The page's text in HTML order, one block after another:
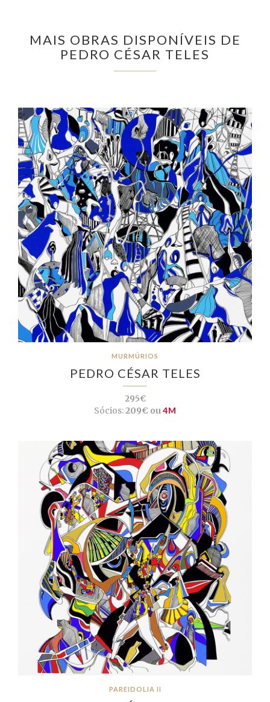
MAIS OBRAS DISPONÍVEIS DE
PEDRO CÉSAR TELES
MURMÚRIOS
PEDRO CÉSAR TELES
295€
Sócios:209€ ou4M
PAREIDOLIA II